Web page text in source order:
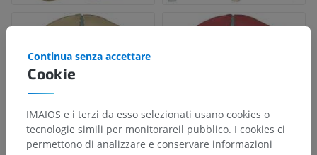
Cookie
Continua senza accettare
IMAIOS e i terzi da esso selezionati usano cookies o
tecnologie simili per monitorareil pubblico. I cookies ci
permettono di analizzare e conservare informazioni